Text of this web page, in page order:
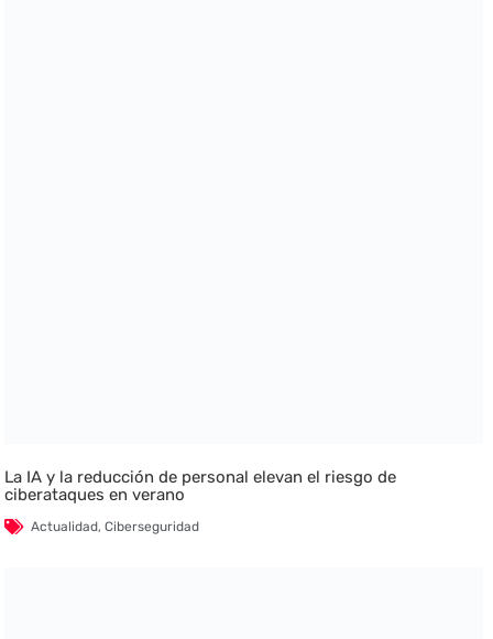
La IA y la reducción de personal elevan el riesgo de
ciberataques en verano
Actualidad,Ciberseguridad